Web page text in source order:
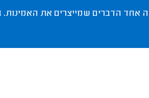
אחד הדברים שמייצרים את